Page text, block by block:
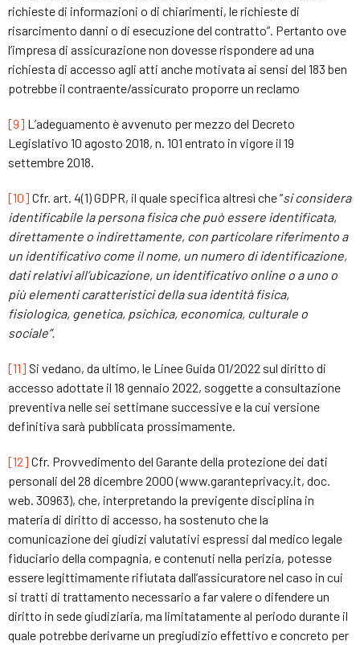
richieste di informazioni o di chiarimenti, le richieste di
risarcimento danni o di esecuzione del contratto”. Pertanto ove
l’impresa di assicurazione non dovesse rispondere ad una
richiesta di accesso agli atti anche motivata ai sensi del 183 ben
potrebbe il contraente/assicurato proporre un reclamo
[9] L’adeguamento è avvenuto per mezzo del Decreto
Legislativo 10 agosto 2018, n. 101 entrato in vigore il 19
settembre 2018.
[10] Cfr. art. 4(1) GDPR, il quale specifica altresì che “si considera
identificabile la persona fisica che può essere identificata,
direttamente o indirettamente, con particolare riferimento a
un identificativo come il nome, un numero di identificazione,
dati relativi all’ubicazione, un identificativo online o a uno o
più elementi caratteristici della sua identità fisica,
fisiologica, genetica, psichica, economica, culturale o
sociale”.
[11] Si vedano, da ultimo, le Linee Guida 01/2022 sul diritto di
accesso adottate il 18 gennaio 2022, soggette a consultazione
preventiva nelle sei settimane successive e la cui versione
definitiva sarà pubblicata prossimamente.
[12] Cfr. Provvedimento del Garante della protezione dei dati
personali del 28 dicembre 2000 (www.garanteprivacy.it, doc.
web. 30963), che, interpretando la previgente disciplina in
materia di diritto di accesso, ha sostenuto che la
comunicazione dei giudizi valutativi espressi dal medico legale
fiduciario della compagnia, e contenuti nella perizia, potesse
essere legittimamente rifiutata dall’assicuratore nel caso in cui
si tratti di trattamento necessario a far valere o difendere un
diritto in sede giudiziaria, ma limitatamente al periodo durante il
quale potrebbe derivarne un pregiudizio effettivo e concreto per